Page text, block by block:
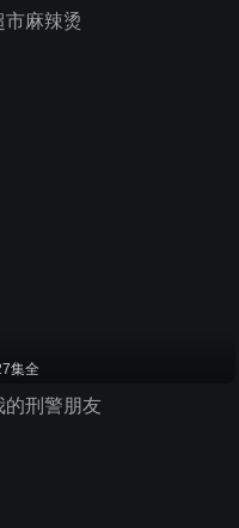
市麻辣烫
集全
的刑警朋友